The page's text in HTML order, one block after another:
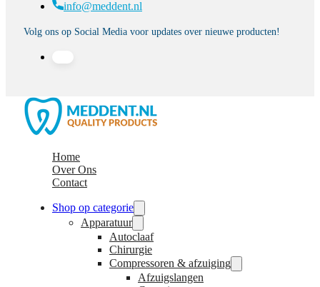
info@meddent.nl
Volg ons op Social Media voor updates over nieuwe producten!
Home
Over Ons
Contact
Shop op categorie
Apparatuur
Autoclaaf
Chirurgie
Compressoren & afzuiging
Afzuigslangen